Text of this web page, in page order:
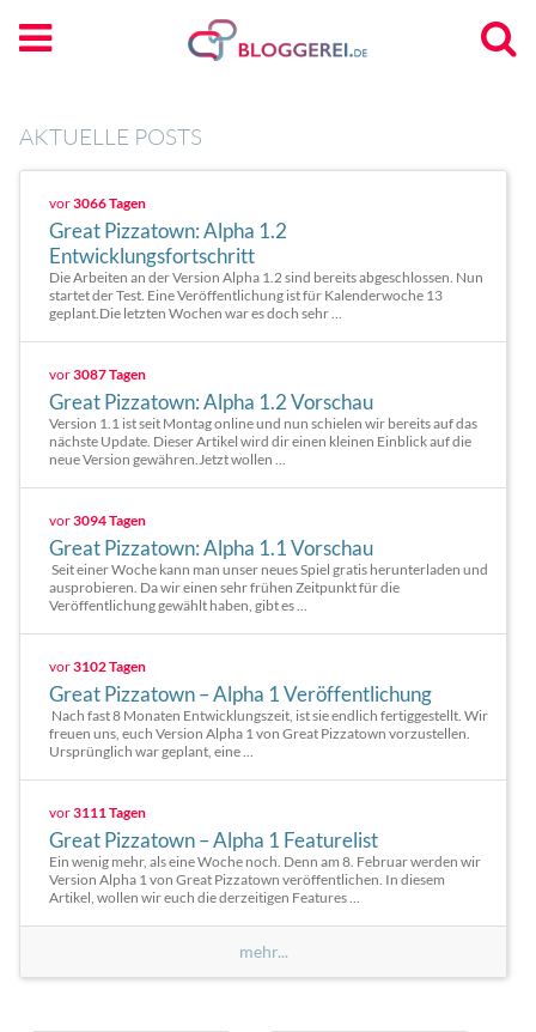
AKTUELLE POSTS
vor3066 Tagen
Great Pizzatown: Alpha 1.2
Entwicklungsfortschritt
Die Arbeiten an der Version Alpha 1.2 sind bereits abgeschlossen. Nun
startet der Test. Eine Veröffentlichung ist für Kalenderwoche 13
geplant.Die letzten Wochen war es doch sehr ...
vor3087 Tagen
Great Pizzatown: Alpha 1.2 Vorschau
Version 1.1 ist seit Montag online und nun schielen wir bereits auf das
nächste Update. Dieser Artikel wird dir einen kleinen Einblick auf die
neue Version gewähren.Jetzt wollen ...
vor3094 Tagen
Great Pizzatown: Alpha 1.1 Vorschau
Seit einer Woche kann man unser neues Spiel gratis herunterladen und
ausprobieren. Da wir einen sehr frühen Zeitpunkt für die
Veröffentlichung gewählt haben, gibt es ...
vor3102 Tagen
Great Pizzatown – Alpha 1 Veröffentlichung
Nach fast 8 Monaten Entwicklungszeit, ist sie endlich fertiggestellt. Wir
freuen uns, euch Version Alpha 1 von Great Pizzatown vorzustellen.
Ursprünglich war geplant, eine ...
vor3111 Tagen
Great Pizzatown – Alpha 1 Featurelist
Ein wenig mehr, als eine Woche noch. Denn am 8. Februar werden wir
Version Alpha 1 von Great Pizzatown veröffentlichen. In diesem
Artikel, wollen wir euch die derzeitigen Features ...
mehr...